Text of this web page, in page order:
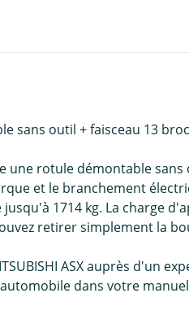
sans outil + faisceau 13
une rotule démontable
et le branchement
1714 kg. La charge
retirer simplement la
ASX auprès d'un
dans votre